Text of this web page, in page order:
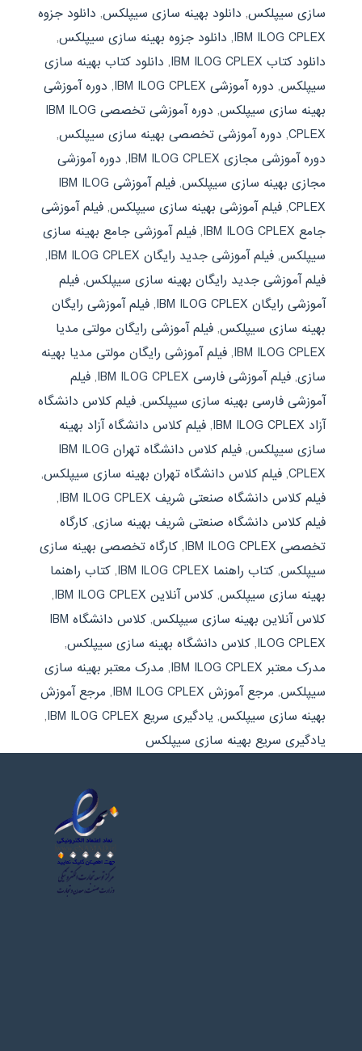
سازی سیپلکس, دانلود بهینه سازی سیپلکس, دانلود جزوه
IBM ILOG CPLEX
, دانلود جزوه بهینه سازی سیپلکس,
دانلود کتاب IBM ILOG CPLEX
, دانلود کتاب بهینه سازی
سیپلکس, دوره آموزشی IBM ILOG CPLEX , دوره آموزشی
بهینه سازی سیپلکس,
دوره آموزشی تخصصی IBM ILOG
CPLEX
, دوره آموزشی تخصصی بهینه سازی سیپلکس,
دوره آموزشی مجازی IBM ILOG CPLEX
, دوره آموزشی
مجازی بهینه سازی سیپلکس,
فیلم آموزشی IBM ILOG
CPLEX
, فیلم آموزشی بهینه سازی سیپلکس, فیلم آموزشی
جامع IBM ILOG CPLEX
, فیلم آموزشی جامع بهینه سازی
سیپلکس, فیلم آموزشی جدید رایگان IBM ILOG CPLEX
,
فیلم آموزشی جدید رایگان بهینه سازی سیپلکس, فیلم
آموزشی رایگان IBM ILOG CPLEX
, فیلم آموزشی رایگان
بهینه سازی سیپلکس, فیلم آموزشی رایگان مولتی مدیا
IBM ILOG CPLEX
, فیلم آموزشی رایگان مولتی مدیا بهینه
سازی, فیلم آموزشی فارسی IBM ILOG CPLEX , فیلم
آموزشی فارسی بهینه سازی سیپلکس, فیلم کلاس دانشگاه
آزاد IBM ILOG CPLEX
, فیلم کلاس دانشگاه آزاد بهینه
سازی سیپلکس,
فیلم کلاس دانشگاه تهران IBM ILOG
CPLEX
, فیلم کلاس دانشگاه تهران بهینه سازی سیپلکس,
فیلم کلاس دانشگاه صنعتی شریف IBM ILOG CPLEX
,
فیلم کلاس دانشگاه صنعتی شریف بهینه سازی, کارگاه
تخصصی IBM ILOG CPLEX
, کارگاه تخصصی بهینه سازی
سیپلکس, کتاب راهنما IBM ILOG CPLEX , کتاب راهنما
بهینه سازی سیپلکس, کلاس آنلاین IBM ILOG CPLEX
,
کلاس آنلاین بهینه سازی سیپلکس,
کلاس دانشگاه IBM
ILOG CPLEX
, کلاس دانشگاه بهینه سازی سیپلکس,
مدرک معتبر IBM ILOG CPLEX
, مدرک معتبر بهینه سازی
سیپلکس, مرجع آموزش IBM ILOG CPLEX , مرجع آموزش
بهینه سازی سیپلکس, یادگیری سریع IBM ILOG CPLEX
,
یادگیری سریع بهینه سازی سیپلکس